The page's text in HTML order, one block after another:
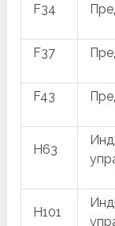
F34
F37
F43
H63
H101